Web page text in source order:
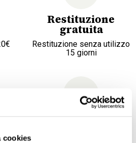
cookies
Restituzione
gratuita
Restituzione senza utilizzo
15 giorni